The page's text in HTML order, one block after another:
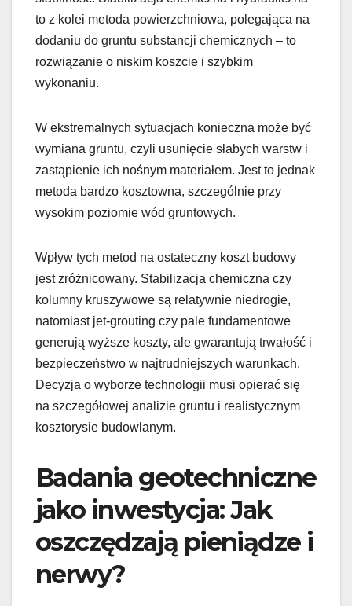
to z kolei metoda powierzchniowa, polegająca na
dodaniu do gruntu substancji chemicznych – to
rozwiązanie o niskim koszcie i szybkim
wykonaniu.
W ekstremalnych sytuacjach konieczna może być
wymiana gruntu, czyli usunięcie słabych warstw i
zastąpienie ich nośnym materiałem. Jest to jednak
metoda bardzo kosztowna, szczególnie przy
wysokim poziomie wód gruntowych.
Wpływ tych metod na ostateczny koszt budowy
jest zróżnicowany. Stabilizacja chemiczna czy
kolumny kruszywowe są relatywnie niedrogie,
natomiast jet-grouting czy pale fundamentowe
generują wyższe koszty, ale gwarantują trwałość i
bezpieczeństwo w najtrudniejszych warunkach.
Decyzja o wyborze technologii musi opierać się
na szczegółowej analizie gruntu i realistycznym
kosztorysie budowlanym.
Badania geotechniczne
jako inwestycja: Jak
oszczędzają pieniądze i
nerwy?